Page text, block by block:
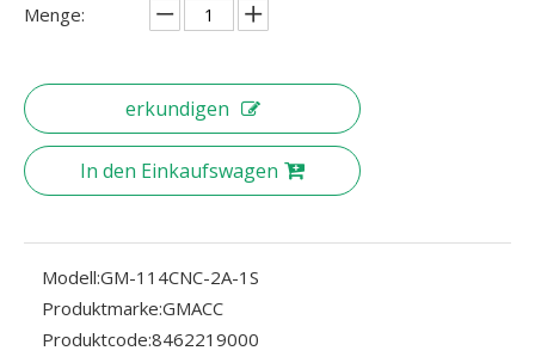
Menge:
erkundigen
In den Einkaufswagen
Modell:GM-114CNC-2A-1S
Produktmarke:GMACC
Produktcode:8462219000